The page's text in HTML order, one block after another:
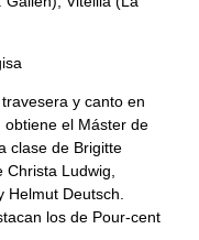
y canto en
obtiene el Máster de
clase de Brigitte
Ludwig,
Helmut Deutsch.
los de Pour-cent